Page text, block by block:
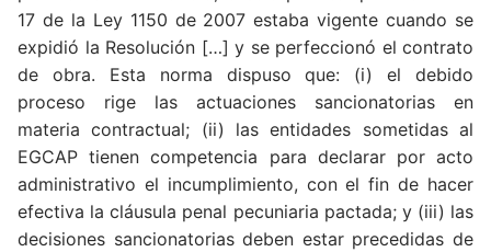
17 de la Ley 1150 de 2007 estaba vigente cuando se
expidió la Resolución […] y se perfeccionó el contrato
de obra. Esta norma dispuso que: (i) el debido
proceso rige las actuaciones sancionatorias en
materia contractual; (ii) las entidades sometidas al
EGCAP tienen competencia para declarar por acto
administrativo el incumplimiento, con el fin de hacer
efectiva la cláusula penal pecuniaria pactada; y (iii) las
decisiones sancionatorias deben estar precedidas de